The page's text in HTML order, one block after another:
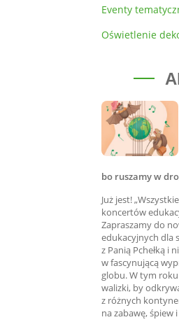
Eventy
Oświetlenie
bo ruszamy w
Już jest!
koncertów
Zapraszamy do
edukacyjnych dla
z Panią Pchełką i
w fascynującą
globu. W tym
walizki, by
z różnych
na zabawę, śpiew